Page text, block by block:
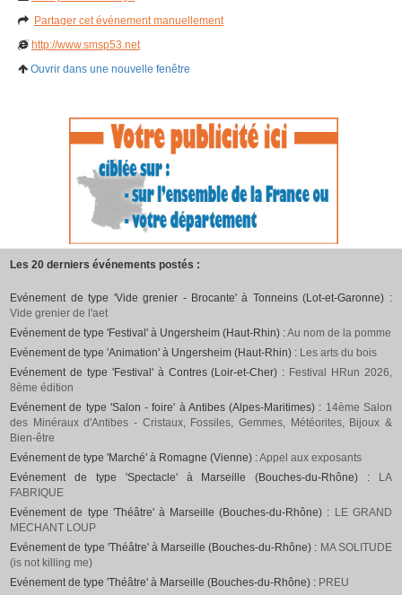
Partager cet événement manuellement
http://www.smsp53.net
Ouvrir dans une nouvelle fenêtre
Les 20 derniers événements postés :
Evénement de type 'Vide grenier - Brocante' à Tonneins (Lot-et-Garonne) :
Vide grenier de l'aet
Evénement de type 'Festival' à Ungersheim (Haut-Rhin) :Au nom de la pomme
Evénement de type 'Animation' à Ungersheim (Haut-Rhin) : Les arts du bois
Evénement de type 'Festival' à Contres (Loir-et-Cher) : Festival HRun 2026,
8ème édition
Evénement de type 'Salon - foire' à Antibes (Alpes-Maritimes) : 14ème Salon
des Minéraux d'Antibes - Cristaux, Fossiles, Gemmes, Météorites, Bijoux &
Bien-être
Evénement de type 'Marché' à Romagne (Vienne) :Appel aux exposants
Evénement de type 'Spectacle' à Marseille (Bouches-du-Rhône) :
LA
FABRIQUE
Evénement de type 'Théâtre' à Marseille (Bouches-du-Rhône) : LE GRAND
MECHANT LOUP
Evénement de type 'Théâtre' à Marseille (Bouches-du-Rhône) : MA SOLITUDE
(is not killing me)
Evénement de type 'Théâtre' à Marseille (Bouches-du-Rhône) : PREU